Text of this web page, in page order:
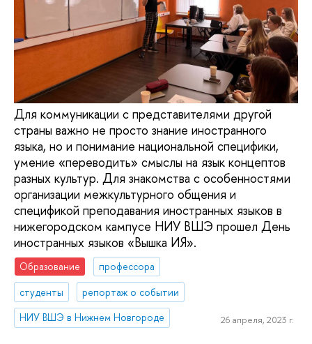
Для коммуникации с представителями другой
страны важно не просто знание иностранного
языка, но и понимание национальной специфики,
умение «переводить» смыслы на язык концептов
разных культур. Для знакомства с особенностями
организации межкультурного общения и
спецификой преподавания иностранных языков в
нижегородском кампусе НИУ ВШЭ прошел День
иностранных языков «Вышка ИЯ».
Образование
профессора
студенты
репортаж о событии
НИУ ВШЭ в Нижнем Новгороде
26 апреля, 2023 г.